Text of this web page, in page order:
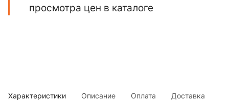
просмотра цен в каталоге
Характеристики Описание Оплата Доставка